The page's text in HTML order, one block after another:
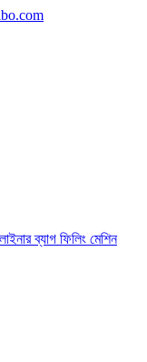
ব্যাগ ফিলিং মেশিন